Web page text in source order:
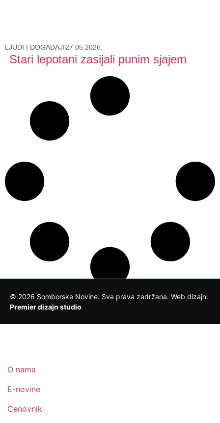
LJUDI I DOGAĐAJI27.05.2026.
Stari lepotani zasijali punim sjajem
© 2026 Somborske Novine. Sva prava zadržana. Web dizajn:
Premier dizajn studio
O nama
E-novine
Cenovnik